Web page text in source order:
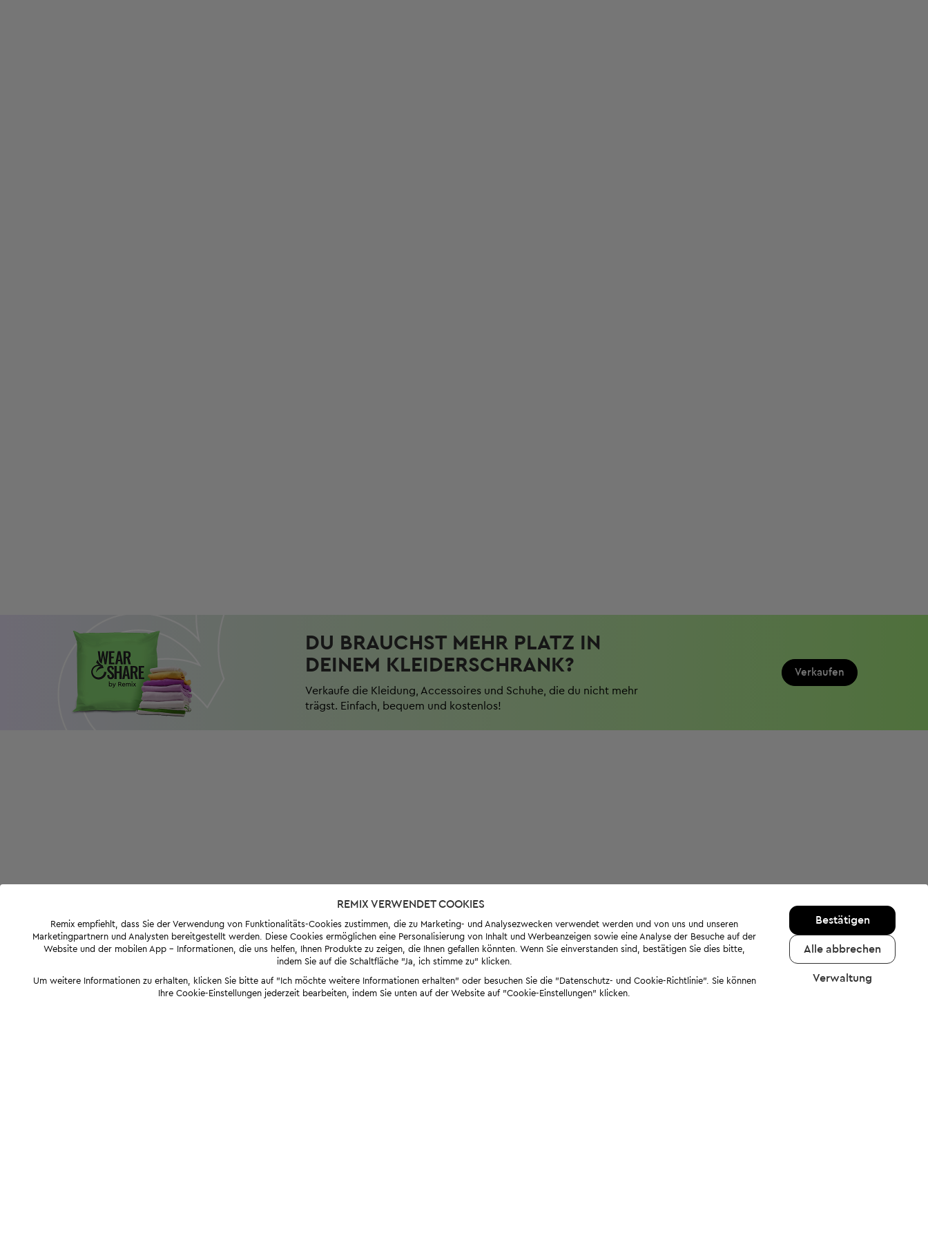
DU BRAUCHST MEHR PLATZ IN
DEINEM KLEIDERSCHRANK?
Verkaufe die Kleidung, Accessoires und Schuhe, die du nicht mehr
trägst. Einfach, bequem und kostenlos!
Verkaufen
REMIX VERWENDET COOKIES
Remix empfiehlt, dass Sie der Verwendung von Funktionalitäts-Cookies zustimmen, die zu Marketing- und Analysezwecken verwendet werden und von uns und unseren
Marketingpartnern und Analysten bereitgestellt werden. Diese Cookies ermöglichen eine Personalisierung von Inhalt und Werbeanzeigen sowie eine Analyse der Besuche auf der
Website und der mobilen App - Informationen, die uns helfen, Ihnen Produkte zu zeigen, die Ihnen gefallen könnten. Wenn Sie einverstanden sind, bestätigen Sie dies bitte,
indem Sie auf die Schaltfläche "Ja, ich stimme zu" klicken.
Um weitere Informationen zu erhalten, klicken Sie bitte auf "Ich möchte weitere Informationen erhalten" oder besuchen Sie die "Datenschutz- und Cookie-Richtlinie". Sie können
Ihre Cookie-Einstellungen jederzeit bearbeiten, indem Sie unten auf der Website auf "Cookie-Einstellungen" klicken.
Bestätigen
Alle abbrechen
Verwaltung